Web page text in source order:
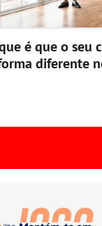
é que o seu
diferente